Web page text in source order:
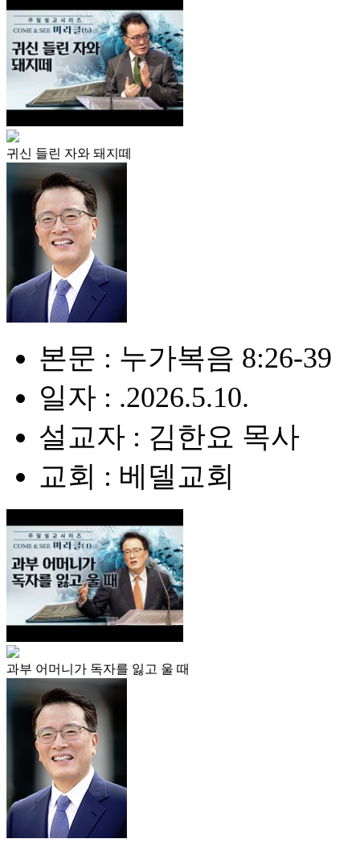
귀신 들린 자와 돼지떼
본문 : 누가복음 8:26-39
일자 : .2026.5.10.
설교자 : 김한요 목사
교회 : 베델교회
과부 어머니가 독자를 잃고 울 때